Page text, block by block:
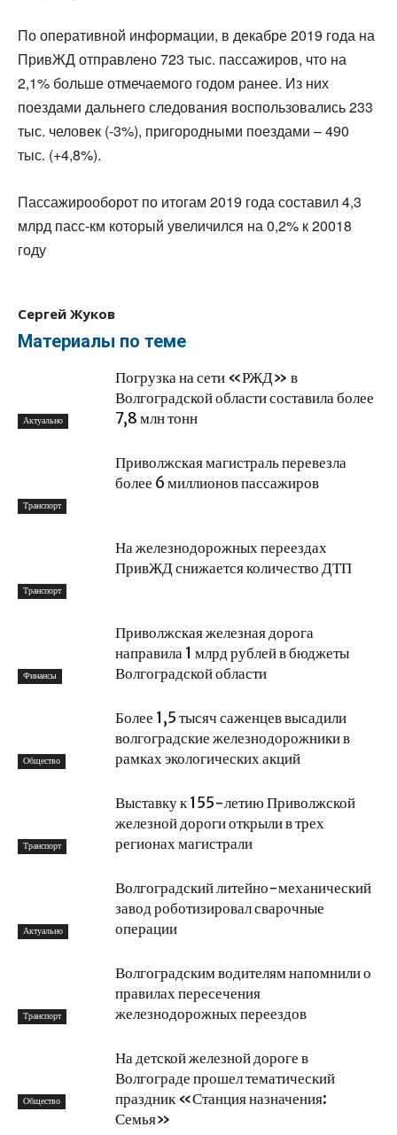
По оперативной информации, в декабре 2019 года на
ПривЖД отправлено 723 тыс. пассажиров, что на
2,1% больше отмечаемого годом ранее. Из них
поездами дальнего следования воспользовались 233
тыс. человек (-3%), пригородными поездами – 490
тыс. (+4,8%).
Пассажирооборот по итогам 2019 года составил 4,3
млрд пасс-км который увеличился на 0,2% к 20018
году
Сергей Жуков
Материалы по теме
Актуально
Погрузка на сети «РЖД» в
Волгоградской области составила более
7,8 млн тонн
Транспорт
Приволжская магистраль перевезла
более 6 миллионов пассажиров
Транспорт
На железнодорожных переездах
ПривЖД снижается количество ДТП
Финансы
Приволжская железная дорога
направила 1 млрд рублей в бюджеты
Волгоградской области
Общество
Более 1,5 тысяч саженцев высадили
волгоградские железнодорожники в
рамках экологических акций
Транспорт
Выставку к 155-летию Приволжской
железной дороги открыли в трех
регионах магистрали
Актуально
Волгоградский литейно-механический
завод роботизировал сварочные
операции
Транспорт
Волгоградским водителям напомнили о
правилах пересечения
железнодорожных переездов
Общество
На детской железной дороге в
Волгограде прошел тематический
праздник «Станция назначения:
Семья»